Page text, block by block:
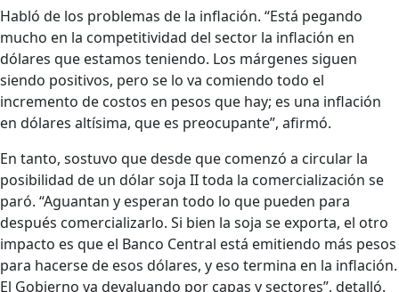
Habló de los problemas de la inflación. “Está pegando
mucho en la competitividad del sector la inflación en
dólares que estamos teniendo. Los márgenes siguen
siendo positivos, pero se lo va comiendo todo el
incremento de costos en pesos que hay; es una inflación
en dólares altísima, que es preocupante”, afirmó.
En tanto, sostuvo que desde que comenzó a circular la
posibilidad de un dólar soja II toda la comercialización se
paró. “Aguantan y esperan todo lo que pueden para
después comercializarlo. Si bien la soja se exporta, el otro
impacto es que el Banco Central está emitiendo más pesos
para hacerse de esos dólares, y eso termina en la inflación.
El Gobierno va devaluando por capas y sectores”, detalló.